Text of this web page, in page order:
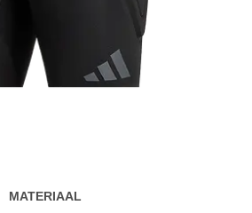
MATERIAAL